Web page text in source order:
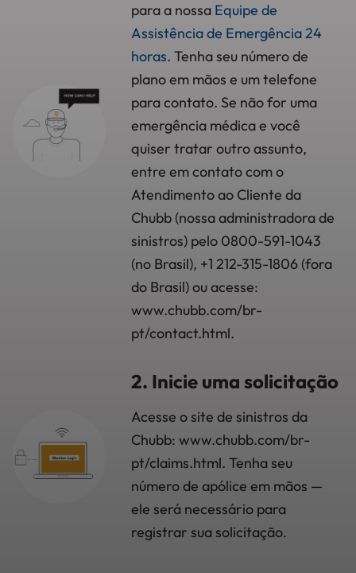
para a nossa Equipe de
Assistência de Emergência 24
horas. Tenha seu número de
plano em mãos e um telefone
para contato. Se não for uma
emergência médica e você
quiser tratar outro assunto,
entre em contato com o
Atendimento ao Cliente da
Chubb (nossa administradora de
sinistros) pelo 0800-591-1043
(no Brasil), +1 212-315-1806 (fora
do Brasil) ou acesse:
www.chubb.com/br-
pt/contact.html.
2. Inicie uma solicitação
Acesse o site de sinistros da
Chubb: www.chubb.com/br-
pt/claims.html. Tenha seu
número de apólice em mãos —
ele será necessário para
registrar sua solicitação.